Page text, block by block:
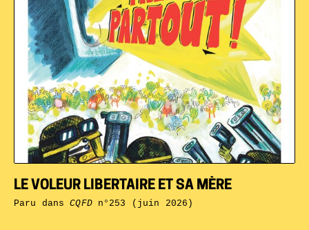
LE VOLEUR LIBERTAIRE ET SA MÈRE
Paru dansCQFDn°253 (juin 2026)